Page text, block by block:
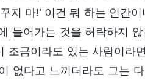
지 마!’ 이건 뭐 하는 인간
들어가는 것을 허락하지
조금이라도 있는 사람이
없다고 느끼더라도 그는